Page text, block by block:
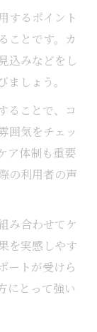
するポイント
ことです。カ
込みなどをし
しょう。
ることで、コ
囲気をチェッ
ア体制も重要
の利用者の声
み合わせてケ
を実感しやす
ートが受けら
にとって強い